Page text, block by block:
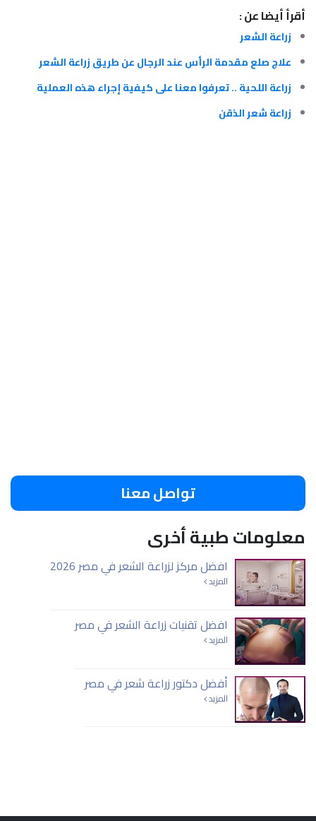
أقرأ أيضا عن :
زراعة الشعر
علاج صلع مقدمة الرأس عند الرجال عن طريق زراعة الشعر
زراعة اللحية .. تعرفوا معنا على كيفية إجراء هذه العملية
زراعة شعر الذقن
تواصل معنا
معلومات طبية أخرى
افضل مركز لزراعة الشعر في مصر 2026
المزيد
افضل تقنيات زراعة الشعر في مصر
المزيد
أفضل دكتور زراعة شعر في مصر
المزيد